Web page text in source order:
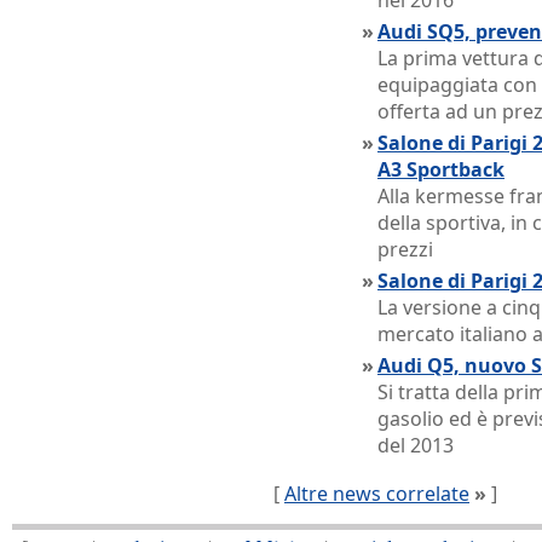
»Audi SQ5,
La prima vettura
equipaggiata
offerta ad un
»Salone di Parigi
A3 Sportback
Alla kermesse
della sportiva, in
prezzi
»Salone di Parigi
La versione a
mercato italiano
»Audi Q5, nuovo
Si tratta della
gasolio ed è
del 2013
[Altre news correlate » ]